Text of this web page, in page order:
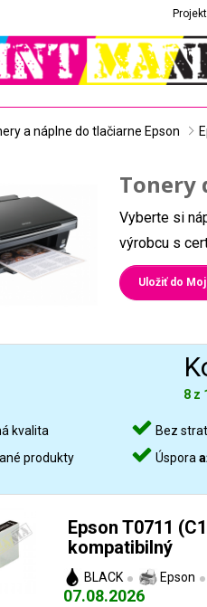
a náplne do tlačiarne Epson
Tonery
Vyberte si
výrobcu s
Uložiť do
8 z
kvalita
produkty
Bez
Úspora
Epson T0711
kompatibilný
BLACK Epson
07.08.2026